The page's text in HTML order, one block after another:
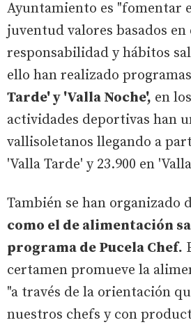
Ayuntamiento es "fomentar
juventud valores basados
responsabilidad y hábitos
ello han realizado
Tarde' y 'Valla Noche', en
actividades deportivas han
vallisoletanos llegando a
'Valla Tarde' y 23.900 en
También se han organizado
como el de alimentación
programa de Pucela Chef.
certamen promueve la
"a través de la orientación
nuestros chefs y con